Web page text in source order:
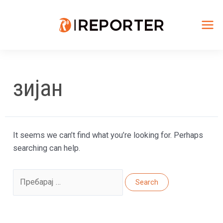
зијан
It seems we can’t find what you’re looking for. Perhaps
searching can help.